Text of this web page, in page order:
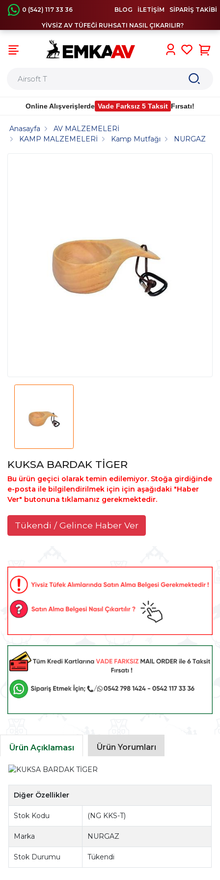
0 (542) 117 33 36 BLOG İLETİŞİM SİPARİŞ TAKİBİ
YİVSİZ AV TÜFEĞİ RUHSATI NASIL ÇIKARILIR?
Online Alışverişlerde Vade Farksız 5 Taksit Fırsatı!
Anasayfa
AV MALZEMELERİ
KAMP MALZEMELERİ
Kamp Mutfağı NURGAZ
KUKSA BARDAK TİGER
Bu ürün geçici olarak temin edilemiyor. Stoğa girdiğinde
e-posta ile bilgilendirilmek için için aşağıdaki "Haber
Ver" butonuna tıklamanız gerekmektedir.
Tükendi / Gelince Haber Ver
Ürün Açıklaması Ürün Yorumları
Diğer Özellikler
Stok Kodu (NG KKS-T)
Marka NURGAZ
Stok Durumu Tükendi